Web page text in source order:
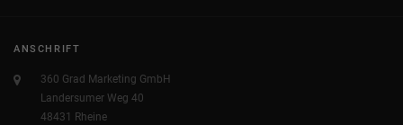
ANSCHRIFT
360 Grad Marketing GmbH
Landersumer Weg 40
48431 Rheine